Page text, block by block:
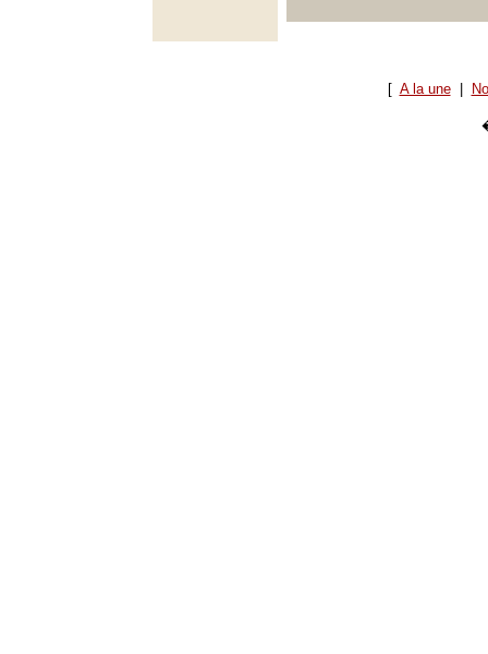
[ A la une|